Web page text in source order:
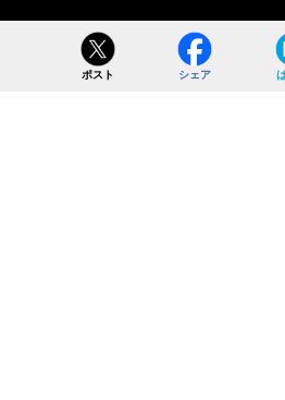
ポスト シェア